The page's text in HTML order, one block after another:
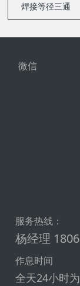
焊接等径三通
微信
服务热线：
杨经理
作息时间
全天24小时